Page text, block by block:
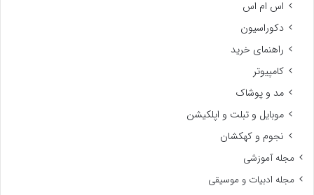
اس ام اس
دکوراسیون
راهنمای خرید
کامپیوتر
مد و پوشاک
موبایل و تبلت و اپلکیشن
نجوم و کهکشان
مجله آموزشی
مجله ادبیات و موسیقی